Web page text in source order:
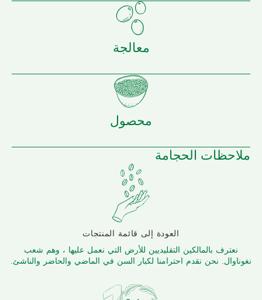
معالجة
محصول
ملاحظات الحجامة
العودة إلى قائمة المنتجات
نعترف بالمالكين التقليديين للأرض التي نعمل عليها ، وهم شعب
نغوناوال. نحن نقدم احترامنا لكبار السن في الماضي والحاضر والناشئ.